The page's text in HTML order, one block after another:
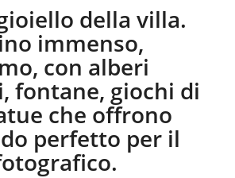
della villa.
immenso,
con alberi
fontane, giochi di
che offrono
perfetto per il